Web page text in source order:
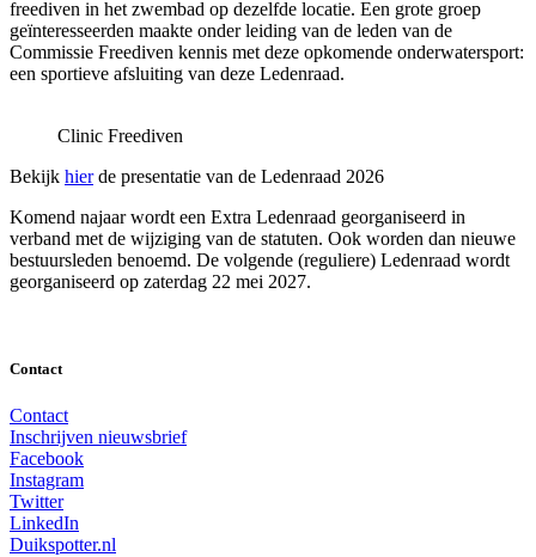
freediven in het zwembad op dezelfde locatie. Een grote groep
geïnteresseerden maakte onder leiding van de leden van de
Commissie Freediven kennis met deze opkomende onderwatersport:
een sportieve afsluiting van deze Ledenraad.
Clinic Freediven
Bekijk hierde presentatie van de Ledenraad 2026
Komend najaar wordt een Extra Ledenraad georganiseerd in
verband met de wijziging van de statuten. Ook worden dan nieuwe
bestuursleden benoemd. De volgende (reguliere) Ledenraad wordt
georganiseerd op zaterdag 22 mei 2027.
Contact
Contact
Inschrijven nieuwsbrief
Facebook
Instagram
Twitter
LinkedIn
Duikspotter.nl